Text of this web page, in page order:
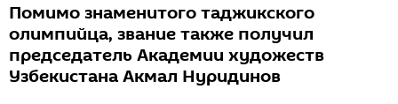
Помимо знаменитого таджикского
олимпийца, звание также получил
председатель Академии художеств
Узбекистана Акмал Нуридинов